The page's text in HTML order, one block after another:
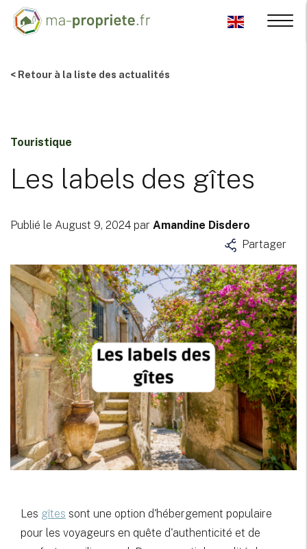
< Retour à la liste des actualités
Touristique
Les labels des gîtes
Publié le August 9, 2024 par Amandine Disdero
Partager
Les gîtes sont une option d'hébergement populaire
pour les voyageurs en quête d'authenticité et de